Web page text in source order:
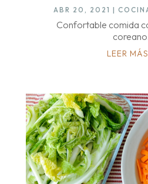
ABR 20, 2021 |
Confortable comida
LEER